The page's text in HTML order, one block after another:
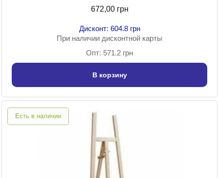
672,00 грн
Дисконт: 604.8 грн
При наличии дисконтной карты
Опт: 571.2 грн
В корзину
Есть в наличии